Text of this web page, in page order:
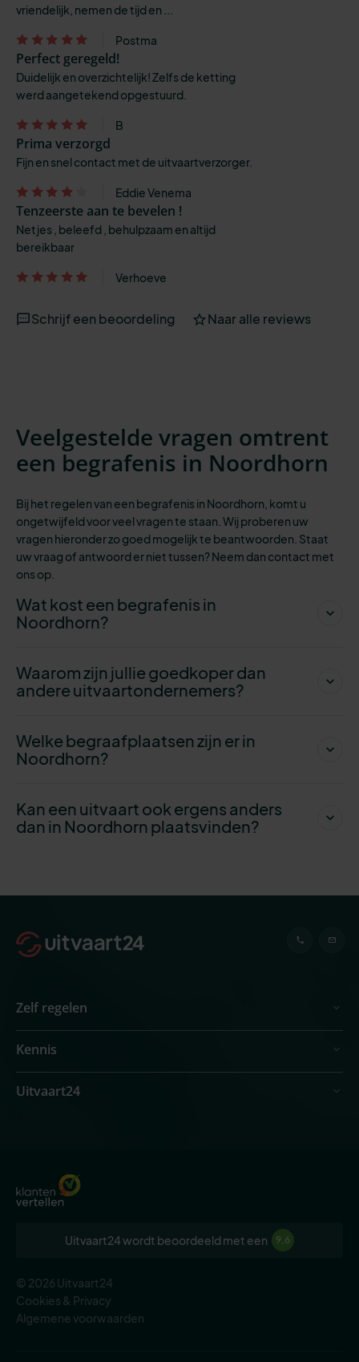
vriendelijk, nemen de tijd en ...
Postma
Perfect geregeld!
Duidelijk en overzichtelijk! Zelfs de ketting
werd aangetekend opgestuurd.
B
Prima verzorgd
Fijn en snel contact met de uitvaartverzorger.
Eddie Venema
Tenzeerste aan te bevelen !
Netjes , beleefd , behulpzaam en altijd
bereikbaar
Verhoeve
Schrijf een beoordeling Naar alle reviews
Veelgestelde vragen omtrent
een begrafenis in Noordhorn
Bij het regelen van een begrafenis in Noordhorn, komt u
ongetwijfeld voor veel vragen te staan. Wij proberen uw
vragen hieronder zo goed mogelijk te beantwoorden. Staat
uw vraag of antwoord er niet tussen? Neem dan contact met
ons op.
Wat kost een begrafenis in
Noordhorn?
Waarom zijn jullie goedkoper dan
andere uitvaartondernemers?
Welke begraafplaatsen zijn er in
Noordhorn?
Kan een uitvaart ook ergens anders
dan in Noordhorn plaatsvinden?
Zelf regelen
Kennis
Uitvaart24
Uitvaart24 wordt beoordeeld met een 9,6
© 2026 Uitvaart24
Cookies & Privacy
Algemene voorwaarden